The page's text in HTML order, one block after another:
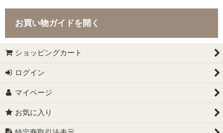
お買い物ガイドを開く
ショッピングカート
ログイン
マイページ
お気に入り